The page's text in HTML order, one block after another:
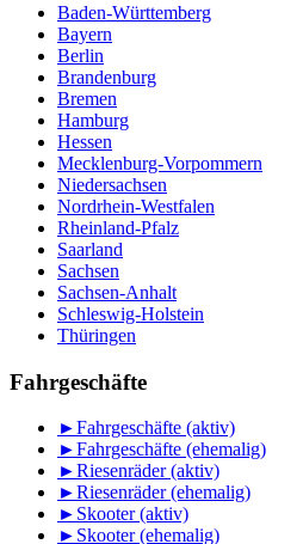
Baden-Württemberg
Bayern
Berlin
Brandenburg
Bremen
Hamburg
Hessen
Mecklenburg-Vorpommern
Niedersachsen
Nordrhein-Westfalen
Rheinland-Pfalz
Saarland
Sachsen
Sachsen-Anhalt
Schleswig-Holstein
Thüringen
Fahrgeschäfte
►Fahrgeschäfte (aktiv)
►Fahrgeschäfte (ehemalig)
►Riesenräder (aktiv)
►Riesenräder (ehemalig)
► Skooter (aktiv)
► Skooter (ehemalig)